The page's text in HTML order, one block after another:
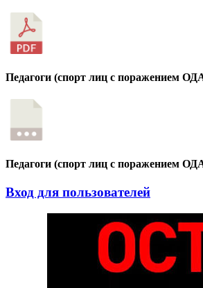
Педагоги (спорт лиц с поражением
Педагоги (спорт лиц с поражением
Вход для пользователей